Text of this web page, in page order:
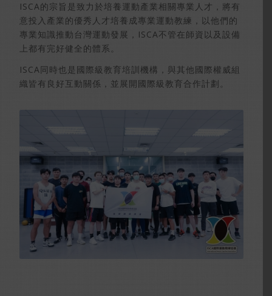
ISCA的宗旨是致力於培養運動產業相關專業人才，將有
意投入產業的優秀人才培養成專業運動教練，以他們的
專業知識推動台灣運動發展，ISCA不管在師資以及設備
上都有完好健全的體系。
ISCA同時也是國際級教育培訓機構，與其他國際權威組
織皆有良好互動關係，並展開國際級教育合作計劃。